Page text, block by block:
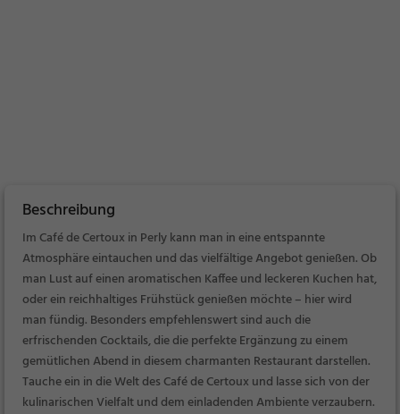
Beschreibung
Im Café de Certoux in Perly kann man in eine entspannte
Atmosphäre eintauchen und das vielfältige Angebot genießen. Ob
man Lust auf einen aromatischen Kaffee und leckeren Kuchen hat,
oder ein reichhaltiges Frühstück genießen möchte – hier wird
man fündig. Besonders empfehlenswert sind auch die
erfrischenden Cocktails, die die perfekte Ergänzung zu einem
gemütlichen Abend in diesem charmanten Restaurant darstellen.
Tauche ein in die Welt des Café de Certoux und lasse sich von der
kulinarischen Vielfalt und dem einladenden Ambiente verzaubern.